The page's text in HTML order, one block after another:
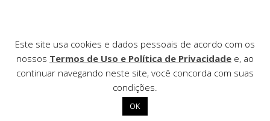
Notícias
Este site usa cookies e dados pessoais de acordo com os
nossos Termos de Uso e Política de Privacidade e, ao
continuar navegando neste site, você concorda com suas
condições.
OK